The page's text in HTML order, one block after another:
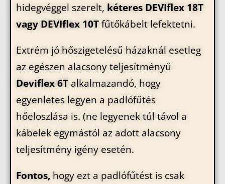
hidegvéggel szerelt, kéteres DEVIflex 18T
vagy DEVIflex 10T fűtőkábelt lefektetni.
Extrém jó hőszigetelésű házaknál esetleg
az egészen alacsony teljesítményű
Deviflex 6T alkalmazandó, hogy
egyenletes legyen a padlófűtés
hőeloszlása is. (ne legyenek túl távol a
kábelek egymástól az adott alacsony
teljesítmény igény esetén.
Fontos, hogy ezt a padlófűtést is csak